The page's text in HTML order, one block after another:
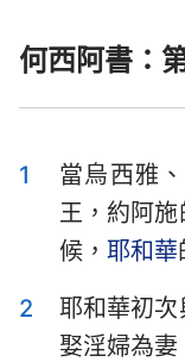
撒母耳記上
歷代志上
以斯拉記
詩篇
何西阿書：
1
當烏西雅
王，約阿
候， 耶和華
2
耶和華初
娶淫婦為